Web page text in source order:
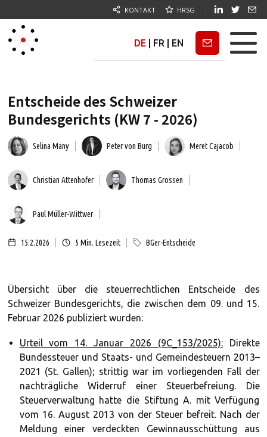
KONTAKT HRSG
DE FR EN Newsletter
Entscheide des Schweizer
Bundesgerichts (KW 7 - 2026)
Selina Many Peter von Burg Meret Cajacob
Christian Attenhofer Thomas Grossen
Paul Müller-Wittwer
15.2.2026 5 Min. Lesezeit BGer-Entscheide
Übersicht über die steuerrechtlichen Entscheide des
Schweizer Bundesgerichts, die zwischen dem 09. und 15.
Februar 2026 publiziert wurden:
Urteil vom 14. Januar 2026 (9C_153/2025):Direkte
Bundessteuer und Staats- und Gemeindesteuern 2013–
2021 (St. Gallen); strittig war im vorliegenden Fall der
nachträgliche Widerruf einer Steuerbefreiung. Die
Steuerverwaltung hatte die Stiftung A. mit Verfügung
vom 16. August 2013 von der Steuer befreit. Nach der
Meldung einer verdeckten Gewinnausschüttung aus